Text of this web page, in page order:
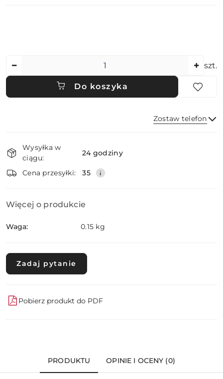
szt.
Do koszyka
Zostaw telefon
i
dostawa
Wysyłka w
ciągu:
24 godziny
Cena przesyłki: 35
Więcej o produkcie
Waga: 0.15 kg
Zadaj pytanie
Pobierz produkt do PDF
PRODUKTU OPINIE I OCENY (0)